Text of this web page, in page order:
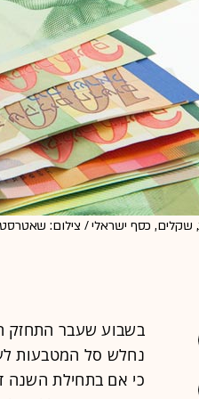
שקלים, כסף ישראלי / צילום:
בשבוע שעבר התחזק
כי אם בתחילת השנה